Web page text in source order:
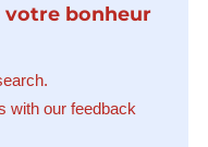
votre bonheur
with our feedback